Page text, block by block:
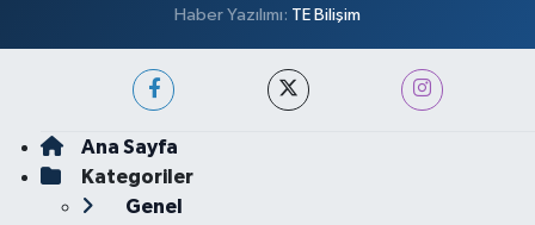
Haber Yazılımı: TE Bilişim
Ana Sayfa
Kategoriler
Genel